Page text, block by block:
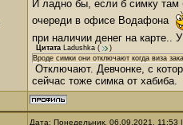
И ладно бы, если б симку там
очереди в офисе Водафона
при наличии денег на карте..
Цитата Ladushkа (
)
Вроде симки они отключают когда виза
Отключают. Девчонке, с
сейчас тоже симка от хабиба.
Дата: Понедельник, 06.09.2021,